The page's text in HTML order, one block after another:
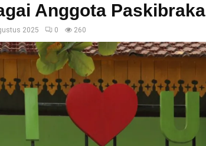
Anggota Paskibraka
2025 0 260